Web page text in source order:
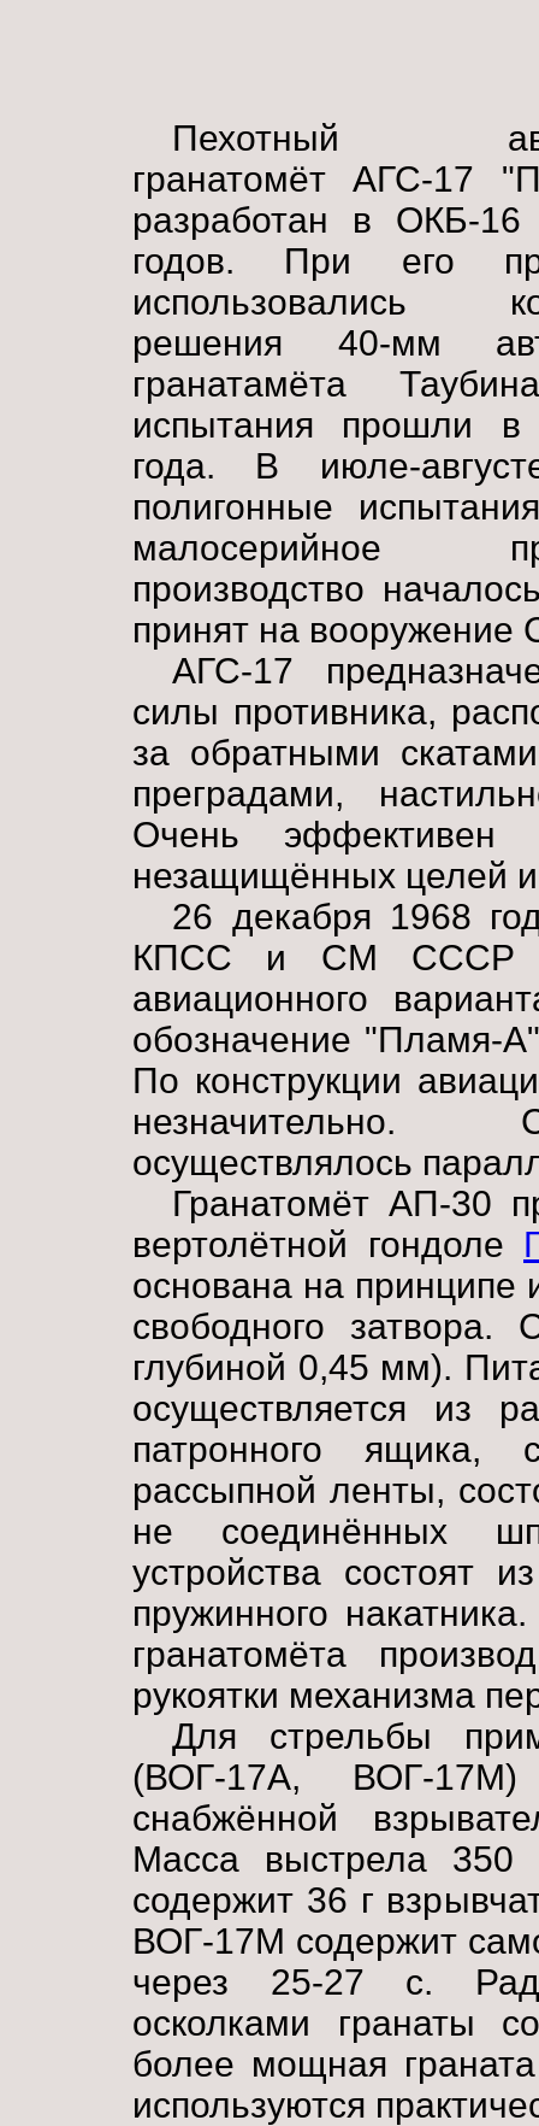
Пехотный
гранатомёт АГС-17
разработан в ОКБ-
годов. При его
использовались
решения 40-мм
гранатамёта
испытания прошли
года. В июле-
полигонные
малосерийное
производство
принят на вооружение
АГС-17
силы противника,
за обратными
преградами,
Очень эффективен
незащищённых целей
26 декабря 1968
КПСС и СМ СССР
авиационного
обозначение "Пламя-
По конструкции
незначительно.
осуществлялось
Гранатомёт АП-30
вертолётной гондоле
основана на принципе
свободного затвора.
глубиной 0,45 мм).
осуществляется из
патронного ящика,
рассыпной ленты,
не соединённых
устройства состоят
пружинного
гранатомёта
рукоятки механизма
Для стрельбы
(ВОГ-17А, ВОГ-17М)
снабжённой
Масса выстрела 350
содержит 36 г
ВОГ-17М содержит
через 25-27 с.
осколками гранаты
более мощная
используются